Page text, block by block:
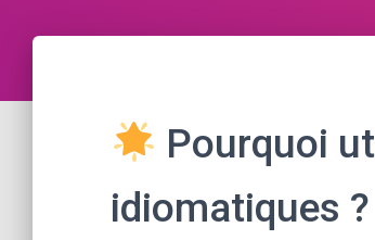
Pourquoi
idiomatiques ?